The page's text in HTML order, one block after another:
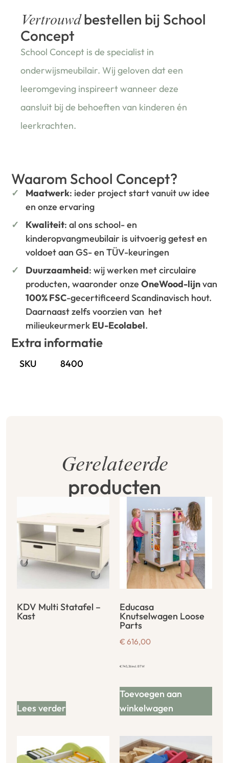
Vertrouwdbestellen bij School
Concept
School Concept is de specialist in
onderwijsmeubilair. Wij geloven dat een
leeromgeving inspireert wanneer deze
aansluit bij de behoeften van kinderen én
leerkrachten.
Waarom School Concept?
Maatwerk: ieder project start vanuit uw idee
en onze ervaring
Kwaliteit: al ons school- en
kinderopvangmeubilair is uitvoerig getest en
voldoet aan GS- en TÜV-keuringen
Duurzaamheid: wij werken met circulaire
producten, waaronder onzeOneWood-lijnvan
100% FSC-gecertificeerd Scandinavisch hout.
Daarnaast zelfs voorzien van het
milieukeurmerk EU-Ecolabel.
Extra informatie
SKU 8400
Gerelateerde
producten
KDV Multi Statafel –
Kast
Lees verder
Educasa
Knutselwagen Loose
Parts
€ 616,00
€745,36incl. BTW
Toevoegen aan
winkelwagen